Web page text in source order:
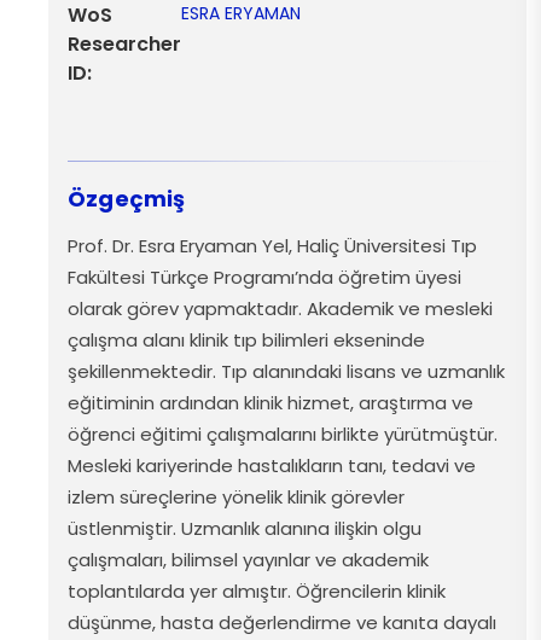
WoS
Researcher
ID:
ESRA ERYAMAN
Özgeçmiş
Prof. Dr. Esra Eryaman Yel, Haliç Üniversitesi Tıp
Fakültesi Türkçe Programı’nda öğretim üyesi
olarak görev yapmaktadır. Akademik ve mesleki
çalışma alanı klinik tıp bilimleri ekseninde
şekillenmektedir. Tıp alanındaki lisans ve uzmanlık
eğitiminin ardından klinik hizmet, araştırma ve
öğrenci eğitimi çalışmalarını birlikte yürütmüştür.
Mesleki kariyerinde hastalıkların tanı, tedavi ve
izlem süreçlerine yönelik klinik görevler
üstlenmiştir. Uzmanlık alanına ilişkin olgu
çalışmaları, bilimsel yayınlar ve akademik
toplantılarda yer almıştır. Öğrencilerin klinik
düşünme, hasta değerlendirme ve kanıta dayalı